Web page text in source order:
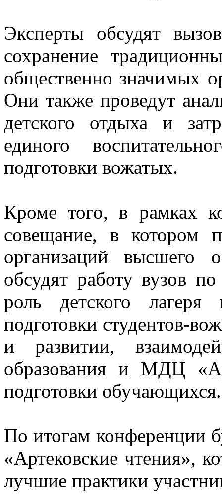
Эксперты обсудят
сохранение
общественно значимых
Они также проведут
детского отдыха и
единого
подготовки вожатых.
Кроме того, в рамках
совещание, в котором
организаций высшего
обсудят работу вузов
роль детского лагеря
подготовки студентов-
и развитии,
образования и МДЦ
подготовки обучающихся.
По итогам конференции
«Артековские чтения»,
лучшие практики